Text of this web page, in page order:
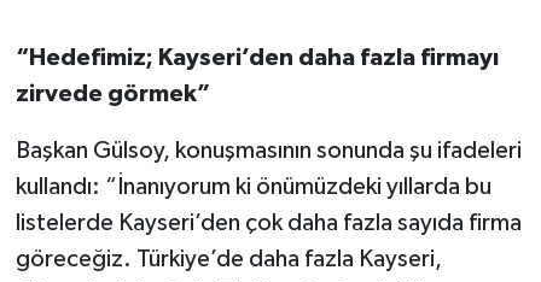
“Hedefimiz; Kayseri’den daha fazla firmayı
zirvede görmek”
Başkan Gülsoy, konuşmasının sonunda şu ifadeleri
kullandı: “İnanıyorum ki önümüzdeki yıllarda bu
listelerde Kayseri’den çok daha fazla sayıda firma
göreceğiz. Türkiye’de daha fazla Kayseri,